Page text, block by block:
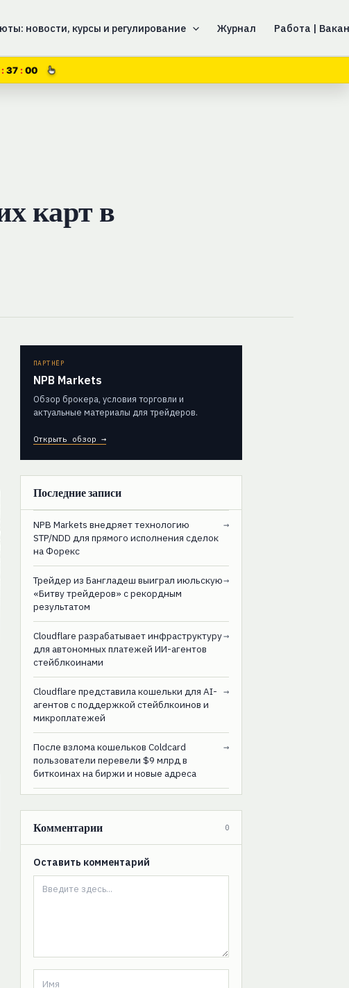
новости, курсы и регулирование Журнал Работа |
37 00
карт в
ПАРТНЁР
NPB Markets
Обзор брокера, условия торговли и
актуальные материалы для трейдеров.
Открыть обзор →
Последние записи
NPB Markets внедряет технологию
STP/NDD для прямого исполнения сделок
на Форекс
→
Трейдер из Бангладеш выиграл июльскую
«Битву трейдеров» с рекордным
результатом
→
Cloudflare разрабатывает инфраструктуру
для автономных платежей ИИ-агентов
стейблкоинами
→
Cloudflare представила кошельки для AI-
агентов с поддержкой стейблкоинов и
микроплатежей
→
После взлома кошельков Coldcard
пользователи перевели $9 млрд в
биткоинах на биржи и новые адреса
→
Комментарии 0
Оставить комментарий